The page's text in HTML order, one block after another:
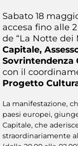
Sabato 18
accesa fino alle
de “La Notte dei
Capitale,
Sovrintendenza
con il
Progetto
La manifestazione,
paesi europei,
Capitale, che
straordinariamente